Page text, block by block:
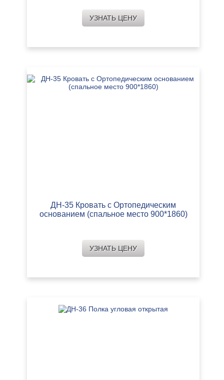
УЗНАТЬ ЦЕНУ
ДН-35 Кровать с Ортопедическим
основанием (спальное место 900*1860)
УЗНАТЬ ЦЕНУ